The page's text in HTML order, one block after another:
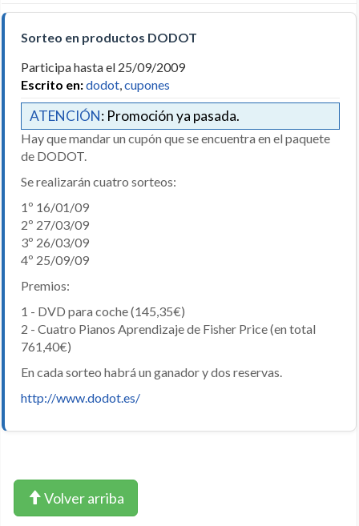
Sorteo en productos DODOT
Participa hasta el 25/09/2009
Escrito en:dodot cupones
ATENCIÓN: Promoción ya pasada.
Hay que mandar un cupón que se encuentra en el paquete
de DODOT.
Se realizarán cuatro sorteos:
1º 16/01/09
2º 27/03/09
3º 26/03/09
4º 25/09/09
Premios:
1 - DVD para coche (145,35€)
2 - Cuatro Pianos Aprendizaje de Fisher Price (en total
761,40€)
En cada sorteo habrá un ganador y dos reservas.
http://www.dodot.es/
Volver arriba